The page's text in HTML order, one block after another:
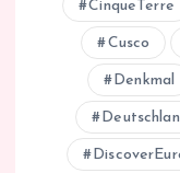
CinqueTerre
Cusco
Denkmal